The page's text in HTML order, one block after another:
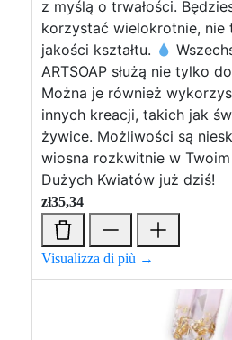
z myślą o trwałości.
korzystać wielokrotnie, nie
jakości kształtu.
ARTSOAP służą nie tylko
Można je również
innych kreacji, takich jak
żywice. Możliwości są
wiosna rozkwitnie w
Dużych Kwiatów już dziś!
zł35,34
Visualizza di più →